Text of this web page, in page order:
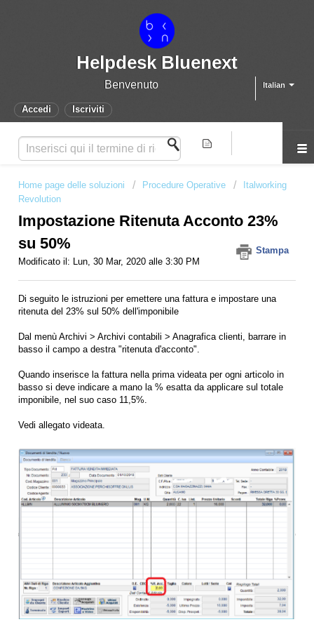
Helpdesk Bluenext
Italian
Benvenuto
Accedi Iscriviti
Home page delle soluzioni Procedure Operative
Italworking
Revolution
Impostazione Ritenuta Acconto 23%
su 50%
Stampa
Modificato il: Lun, 30 Mar, 2020 alle 3:30 PM
Di seguito le istruzioni per emettere una fattura e impostare una
ritenuta del 23% sul 50% dell'imponibile
Dal menù Archivi > Archivi contabili > Anagrafica clienti, barrare in
basso il campo a destra "ritenuta d'acconto".
Quando inserisce la fattura nella prima videata per ogni articolo in
basso si deve indicare a mano la % esatta da applicare sul totale
imponibile, nel suo caso 11,5%.
Vedi allegato videata.